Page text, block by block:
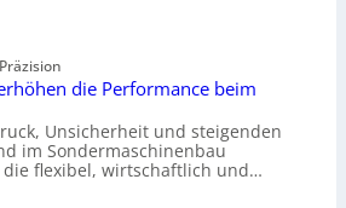
die Performance beim
Unsicherheit und steigenden
im Sondermaschinenbau
die flexibel, wirtschaftlich und…